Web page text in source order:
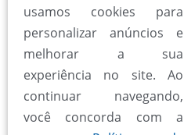
Segunda à sexta, das 8h às 18h
Aceitamos todos cartões
usamos cookies para
personalizar anúncios e
melhorar a sua
experiência no site. Ao
continuar navegando,
você concorda com a